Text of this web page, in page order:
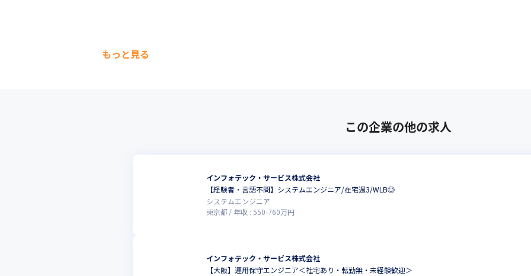
もっと見る
この企業の他の求人
インフォテック・サービス株式会社
【経験者・言語不問】システムエンジニア/在宅週3/WLB◎
システムエンジニア
東京都
年収 : 550-760万円
インフォテック・サービス株式会社
【大阪】運用保守エンジニア＜社宅あり・転勤無・未経験歓迎＞